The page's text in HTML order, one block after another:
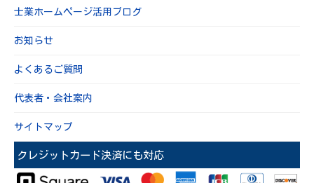
士業ホームページ活用ブログ
お知らせ
よくあるご質問
代表者・会社案内
サイトマップ
クレジットカード決済にも対応